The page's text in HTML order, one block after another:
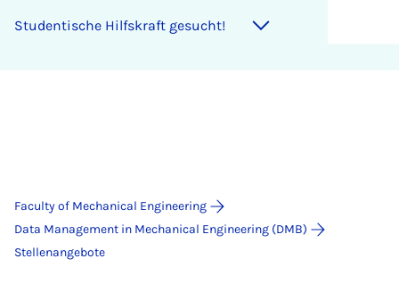
Stu­den­ti­sche Hil­f­s­kraft ge­sucht!
Faculty of Mechanical Engineering
Data Management in Mechanical Engineering (DMB)
Stellenangebote